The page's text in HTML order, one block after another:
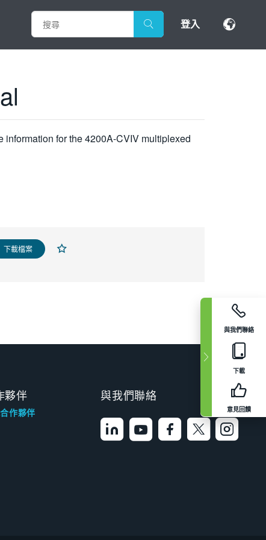
登入
與我們聯絡
下載
意見回饋
for the 4200A-CVIV multiplexed
下載檔案
夥伴
作夥伴
與我們聯絡